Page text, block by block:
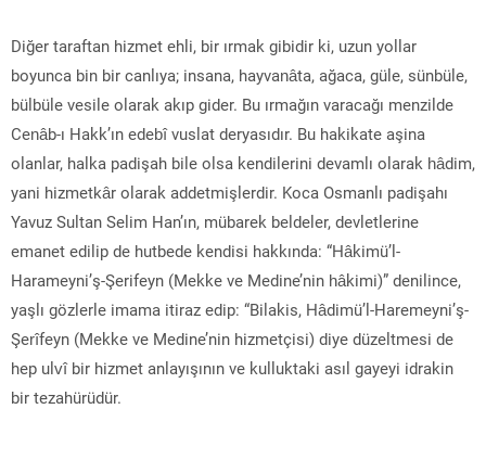
Diğer taraftan hizmet ehli, bir ırmak gibidir ki, uzun yollar
boyunca bin bir canlıya; insana, hayvanâta, ağaca, güle, sünbüle,
bülbüle vesile olarak akıp gider. Bu ırmağın varacağı menzilde
Cenâb-ı Hakk’ın edebî vuslat deryasıdır. Bu hakikate aşina
olanlar, halka padişah bile olsa kendilerini devamlı olarak hâdim,
yani hizmetkâr olarak addetmişlerdir. Koca Osmanlı padişahı
Yavuz Sultan Selim Han’ın, mübarek beldeler, devletlerine
emanet edilip de hutbede kendisi hakkında: “Hâkimü’l-
Harameyni’ş-Şerifeyn (Mekke ve Medine’nin hâkimi)” denilince,
yaşlı gözlerle imama itiraz edip: “Bilakis, Hâdimü’l-Haremeyni’ş-
Şerîfeyn (Mekke ve Medine’nin hizmetçisi) diye düzeltmesi de
hep ulvî bir hizmet anlayışının ve kulluktaki asıl gayeyi idrakin
bir tezahürüdür.